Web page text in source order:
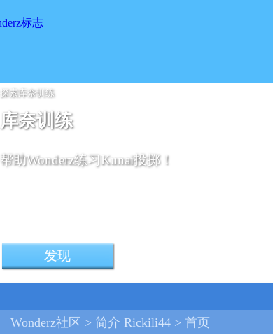
探索库奈训练
库奈训练
帮助Wonderz练习Kunai投掷！
发现
三星 Galaxy A54 5G 石墨色
Wonderz社区 > 简介 Rickili44 > 首页